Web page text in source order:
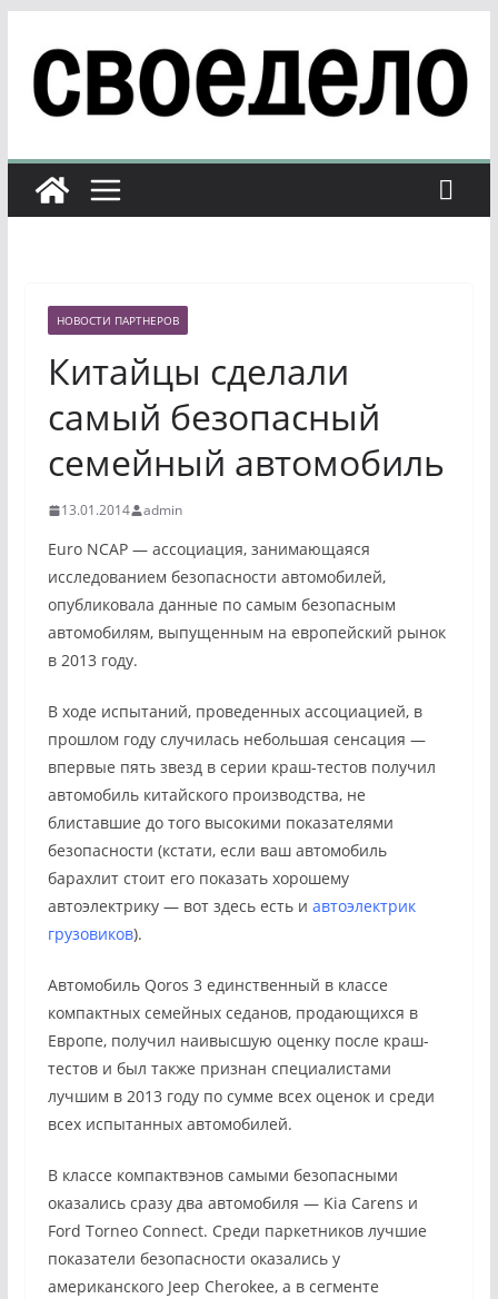
содержимому
НОВОСТИ ПАРТНЕРОВ
Китайцы сделали
самый безопасный
семейный автомобиль
13.01.2014 admin
Euro NCAP — ассоциация, занимающаяся
исследованием безопасности автомобилей,
опубликовала данные по самым безопасным
автомобилям, выпущенным на европейский рынок
в 2013 году.
В ходе испытаний, проведенных ассоциацией, в
прошлом году случилась небольшая сенсация —
впервые пять звезд в серии краш-тестов получил
автомобиль китайского производства, не
блиставшие до того высокими показателями
безопасности (кстати, если ваш автомобиль
барахлит стоит его показать хорошему
автоэлектрику — вот здесь есть и автоэлектрик
грузовиков).
Автомобиль Qoros 3 единственный в классе
компактных семейных седанов, продающихся в
Европе, получил наивысшую оценку после краш-
тестов и был также признан специалистами
лучшим в 2013 году по сумме всех оценок и среди
всех испытанных автомобилей.
В классе компактвэнов самыми безопасными
оказались сразу два автомобиля — Kia Carens и
Ford Torneo Connect. Среди паркетников лучшие
показатели безопасности оказались у
американского Jeep Cherokee, а в сегменте